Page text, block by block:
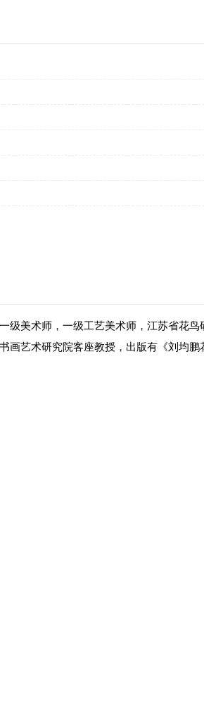
级美术师，一级工艺美术师，江苏省花鸟
画艺术研究院客座教授，出版有《刘均